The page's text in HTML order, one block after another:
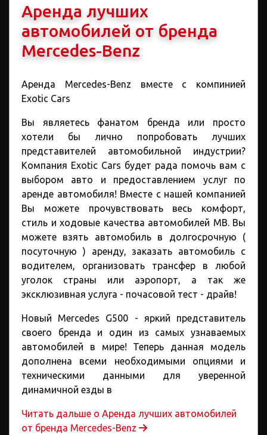
Аренда лучших
автомобилей от бренда
Mercedes-Benz
Аренда Mercedes-Benz вместе с компинией
Exotic Cars
Вы являетесь фанатом бренда или просто
хотели бы лично попробовать лучших
представителей автомобильной индустрии?
Компания Exotic Cars будет рада помочь вам с
выбором авто и предоставлением услуг по
аренде автомобиля! Вместе с нашей компанией
Вы можете прочувствовать весь комфорт,
стиль и ходовые качества автомобилей МВ. Вы
можете взять автомобиль в долгосрочную (
посуточную ) аренду, заказать автомобиль с
водителем, организовать трансфер в любой
уголок страны или аэропорт, а так же
эксклюзивная услуга - почасовой тест - драйв!
Новый Mercedes G500 - яркий представитель
своего бренда и один из самых узнаваемых
автомобилей в мире! Теперь данная модель
дополнена всеми необходимыми опциями и
техническими данными для уверенной
динамичной езды в
Читать дальше o Аренда лучших автомобилей
от бренда Mercedes-Benz